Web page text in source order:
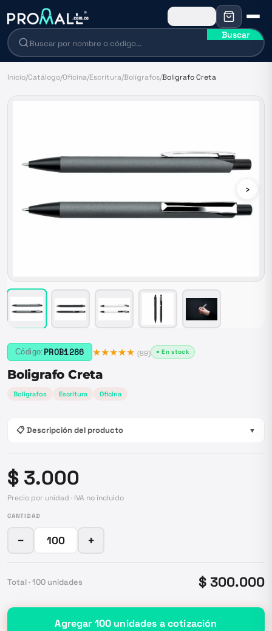
Buscar
Inicio/Catálogo/Oficina/Escritura/Bolígrafos/Boligrafo Creta
›
Código: PROB1286 ★★★★★ (89) ● En stock
Boligrafo Creta
Boligrafos Escritura Oficina
📋 Descripción del producto ▼
$ 3.000
Precio por unidad · IVA no incluido
CANTIDAD
− +
Total · 100 unidades $ 300.000
Agregar 100 unidades a cotización